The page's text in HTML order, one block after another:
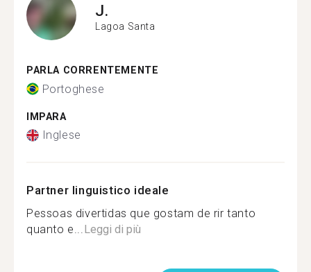
J.
Lagoa Santa
PARLA CORRENTEMENTE
Portoghese
IMPARA
Inglese
Partner linguistico ideale
Pessoas divertidas que gostam de rir tanto
quanto e...Leggi di più